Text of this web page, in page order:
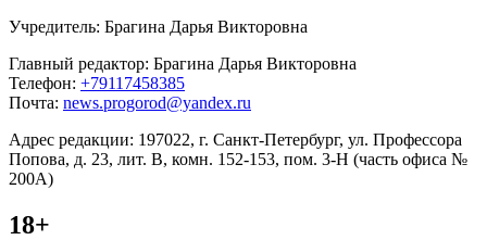
Учредитель: Брагина Дарья Викторовна
Главный редактор: Брагина Дарья Викторовна
Телефон: +79117458385
Почта: news.progorod@yandex.ru
Адрес редакции: 197022, г. Санкт-Петербург, ул. Профессора
Попова, д. 23, лит. В, комн. 152-153, пом. 3-Н (часть офиса №
200А)
18+